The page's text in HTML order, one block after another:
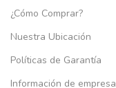
original
S/44.99.
actual
S/33.00.
¿Cómo Comprar?
Nuestra Ubicación
Políticas de Garantía
Información de empresa